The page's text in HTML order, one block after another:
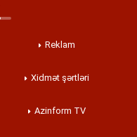
Reklam
Xidmət şərtləri
Azinform TV